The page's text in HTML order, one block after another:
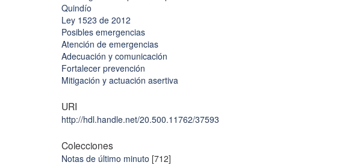
Quindío
Ley 1523 de 2012
Posibles emergencias
Atención de emergencias
Adecuación y comunicación
Fortalecer prevención
Mitigación y actuación asertiva
URI
http://hdl.handle.net/20.500.11762/37593
Colecciones
Notas de último minuto [712]